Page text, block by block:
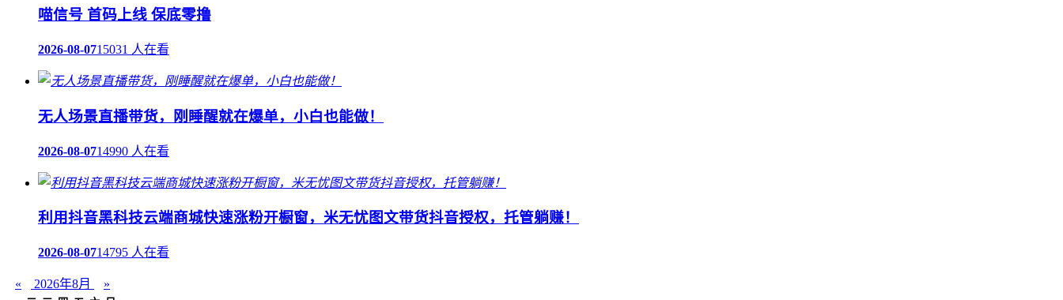
喵信号 首码上线 保底零撸
2026-08-0715031 人在看
无人场景直播带货，刚睡醒就在爆单，小白也能做！
2026-08-0714990 人在看
利用抖音黑科技云端商城快速涨粉开橱窗，米无忧图文带货抖音授权，托管躺赚！
2026-08-0714795 人在看
« 2026年8月 »